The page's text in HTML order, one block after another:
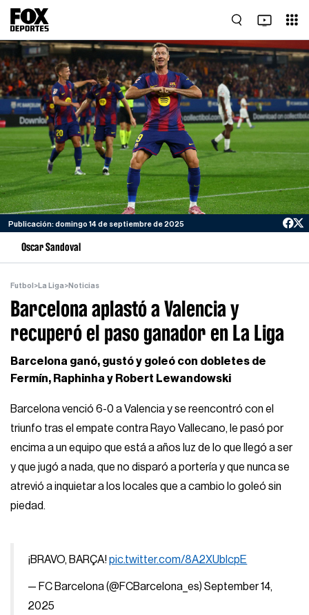
Publicación: domingo 14 de septiembre de 2025
Oscar Sandoval
Futbol >La Liga>Noticias
Barcelona aplastó a Valencia y
recuperó el paso ganador en La Liga
Barcelona ganó, gustó y goleó con dobletes de
Fermín, Raphinha y Robert Lewandowski
Barcelona venció 6-0 a Valencia y se reencontró con el
triunfo tras el empate contra Rayo Vallecano, le pasó por
encima a un equipo que está a años luz de lo que llegó a ser
y que jugó a nada, que no disparó a portería y que nunca se
atrevió a inquietar a los locales que a cambio lo goleó sin
piedad.
¡BRAVO, BARÇA!pic.twitter.com/8A2XUbIcpE
— FC Barcelona (@FCBarcelona_es)September 14,
2025